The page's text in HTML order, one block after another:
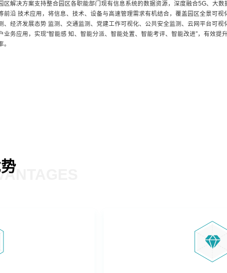
区解决方案支持整合园区各职能部门现有信息系统的数据资源，深度融合5G、大数
前沿 技术应用，将信息、技术、设备与高速管理需求有机结合，覆盖园区全景可视
、经济发展态势 监测、交通监测、党建工作可视化、公共安全监测、云网平台可视
业务应用，实现“智能感 知、智能分派、智能处置、智能考评、智能改进”，有效提
。